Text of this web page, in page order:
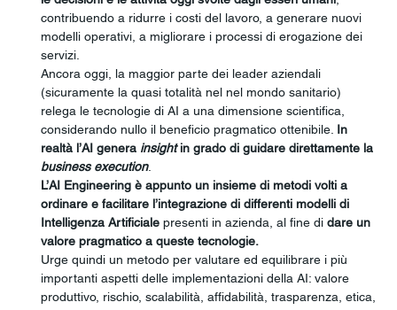
contribuendo a ridurre i costi del lavoro, a generare nuovi
modelli operativi, a migliorare i processi di erogazione dei
servizi.
Ancora oggi, la maggior parte dei leader aziendali
(sicuramente la quasi totalità nel nel mondo sanitario)
relega le tecnologie di AI a una dimensione scientifica,
considerando nullo il beneficio pragmatico ottenibile. In
realtà l’AI genera insight in grado di guidare direttamente la
business execution.
L’AI Engineering è appunto un insieme di metodi volti a
ordinare e facilitare l’integrazione di differenti modelli di
Intelligenza Artificiale presenti in azienda, al fine di dare un
valore pragmatico a queste tecnologie.
Urge quindi un metodo per valutare ed equilibrare i più
importanti aspetti delle implementazioni della AI: valore
produttivo, rischio, scalabilità, affidabilità, trasparenza, etica,